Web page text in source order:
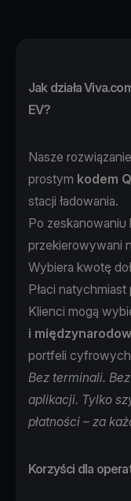
Jak działa
EV?
Nasze
prostym kodem
stacji ładowania.
Po
przekierowywani
Wybiera kwotę
Płaci natychmiast
Klienci mogą
i
portfeli
Bez terminali.
aplikacji. Tylko
płatności – za
Korzyści dla